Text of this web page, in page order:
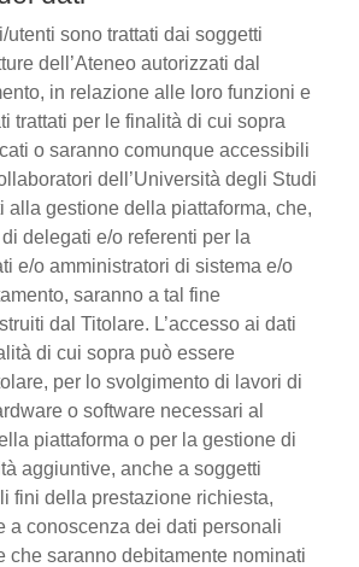
utenti sono trattati dai soggetti
dell’Ateneo autorizzati dal
in relazione alle loro funzioni e
trattati per le finalità di cui sopra
o saranno comunque accessibili
dell’Università degli Studi
alla gestione della piattaforma, che,
delegati e/o referenti per la
e/o amministratori di sistema e/o
saranno a tal fine
dal Titolare. L’accesso ai dati
di cui sopra può essere
per lo svolgimento di lavori di
o software necessari al
piattaforma o per la gestione di
aggiuntive, anche a soggetti
fini della prestazione richiesta,
a conoscenza dei dati personali
che saranno debitamente nominati